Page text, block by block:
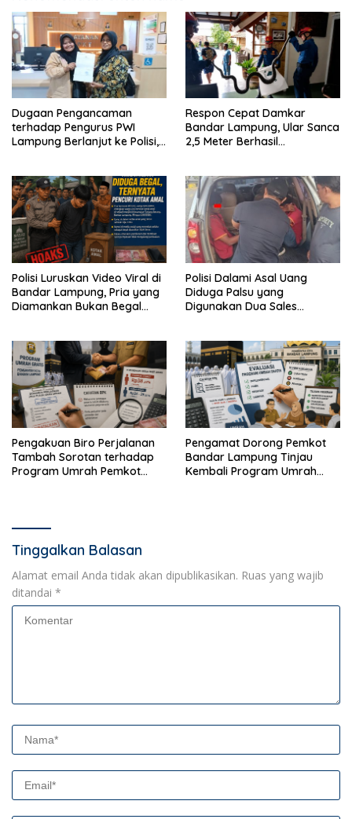
Dugaan Pengancaman
terhadap Pengurus PWI
Lampung Berlanjut ke Polisi,
Respon Cepat Damkar
Bandar Lampung, Ular Sanca
2,5 Meter Berhasil
Polisi Luruskan Video Viral di
Bandar Lampung, Pria yang
Diamankan Bukan Begal
Polisi Dalami Asal Uang
Diduga Palsu yang
Digunakan Dua Sales
Pengakuan Biro Perjalanan
Tambah Sorotan terhadap
Program Umrah Pemkot
Pengamat Dorong Pemkot
Bandar Lampung Tinjau
Kembali Program Umrah
Tinggalkan Balasan
Alamat email Anda tidak akan dipublikasikan. Ruas yang wajib
ditandai *